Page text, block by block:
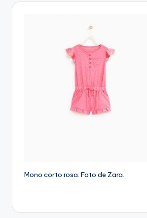
Mono corto rosa. Foto de Zara.